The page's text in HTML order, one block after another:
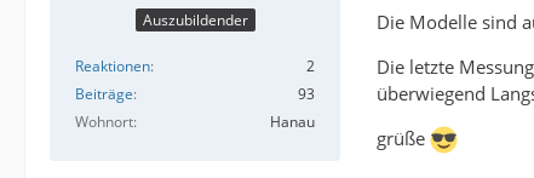
Auszubildender
Reaktionen
2
Beiträge
93
Wohnort
Hanau
Die Modelle sind
Die letzte
überwiegend
grüße